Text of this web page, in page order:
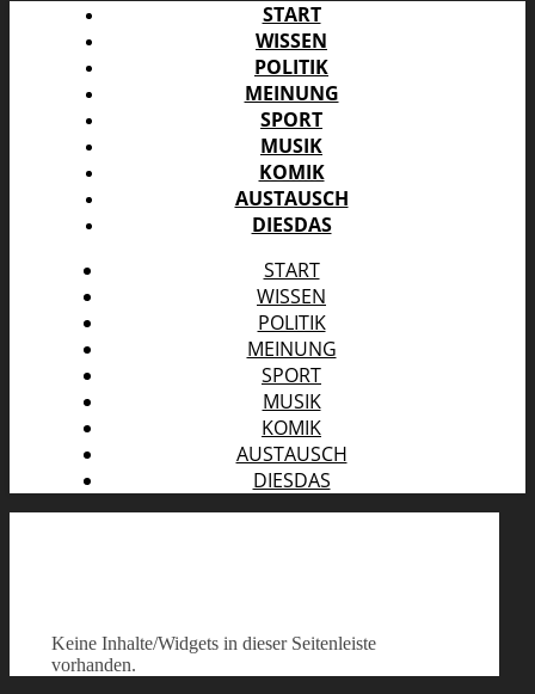
START
WISSEN
POLITIK
MEINUNG
SPORT
MUSIK
KOMIK
AUSTAUSCH
DIESDAS
START
WISSEN
POLITIK
MEINUNG
SPORT
MUSIK
KOMIK
AUSTAUSCH
DIESDAS
Keine Inhalte/Widgets in dieser Seitenleiste
vorhanden.